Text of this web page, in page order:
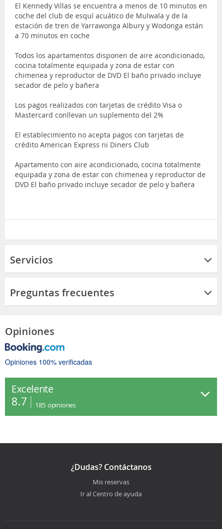
El Kennedy Villas se encuentra a menos de 10 minutos en
coche del club de esquí acuático de Mulwala y de la
estación de tren de Yarrawonga Albury y Wodonga están
a 70 minutos en coche
Todos los apartamentos disponen de aire acondicionado,
cocina totalmente equipada y zona de estar con
chimenea y reproductor de DVD El baño privado incluye
secador de pelo y bañera
Los pagos realizados con tarjetas de crédito Visa o
Mastercard conllevan un suplemento del 2%
El establecimiento no acepta pagos con tarjetas de
crédito American Express ni Diners Club
Apartamento con aire acondicionado, cocina totalmente
equipada y zona de estar con chimenea y reproductor de
DVD El baño privado incluye secador de pelo y bañera
Servicios
Preguntas frecuentes
Opiniones
Opiniones 100% verificadas
Excelente
8.7 185 opiniones
¿Dudas? Contáctanos
Mis reservas
Ir al Centro de ayuda